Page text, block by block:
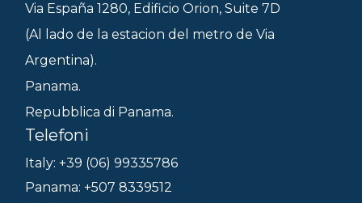
Via España 1280, Edificio Orion, Suite 7D
(Al lado de la estacion del metro de Via
Argentina).
Panama.
Repubblica di Panama.
Telefoni
Italy: +39 (06) 99335786
Panama: +507 8339512